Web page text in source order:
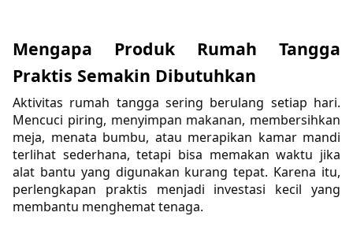
Mengapa Produk Rumah Tangga
Praktis Semakin Dibutuhkan
Aktivitas rumah tangga sering berulang setiap hari.
Mencuci piring, menyimpan makanan, membersihkan
meja, menata bumbu, atau merapikan kamar mandi
terlihat sederhana, tetapi bisa memakan waktu jika
alat bantu yang digunakan kurang tepat. Karena itu,
perlengkapan praktis menjadi investasi kecil yang
membantu menghemat tenaga.